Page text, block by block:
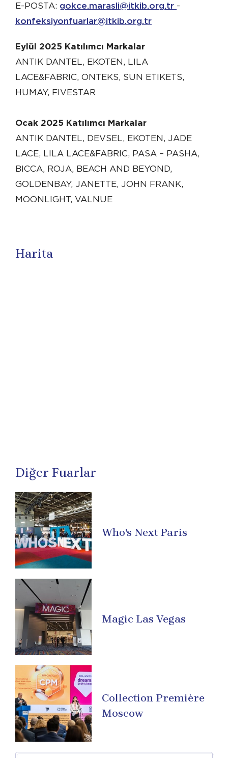
E-POSTA: gokce.marasli@itkib.org.tr -
konfeksiyonfuarlar@itkib.org.tr
Eylül 2025 Katılımcı Markalar
ANTIK DANTEL, EKOTEN, LILA
LACE&FABRIC, ONTEKS, SUN ETIKETS,
HUMAY, FIVESTAR
Ocak 2025 Katılımcı Markalar
ANTIK DANTEL, DEVSEL, EKOTEN, JADE
LACE, LILA LACE&FABRIC, PASA – PASHA,
BICCA, ROJA, BEACH AND BEYOND,
GOLDENBAY, JANETTE, JOHN FRANK,
MOONLIGHT, VALNUE
Harita
Diğer Fuarlar
Who's Next Paris
Magic Las Vegas
Collection Première
Moscow